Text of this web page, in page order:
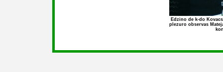
Edzino de k-do
plezuro observas